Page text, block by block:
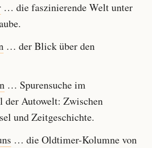
… die faszinierende Welt unter
… der Blick über den
… Spurensuche im
der Autowelt: Zwischen
und Zeitgeschichte.
… die Oldtimer-Kolumne von